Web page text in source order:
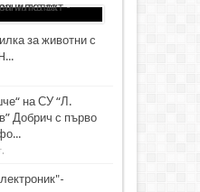
за животни с
на СУ “Л.
Добрич с първо